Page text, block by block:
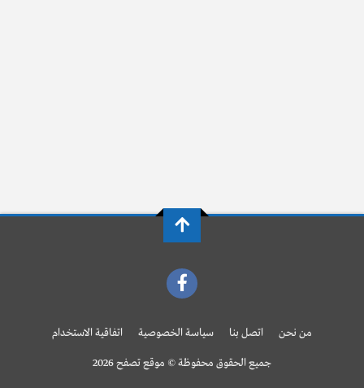
من نحن اتصل بنا سياسة الخصوصية اتفاقية الاستخدام
جميع الحقوق محفوظة © موقع تصفح 2026